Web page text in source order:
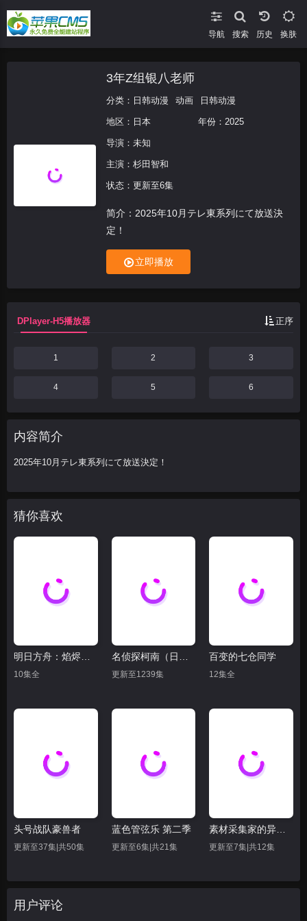
导航 搜索 换肤
3年Z组银八老师
分类： 日韩动漫 动画 日韩动漫
地区： 日本 年份： 2025
导演：未知
主演： 杉田智和
状态：更新至6集
简介：2025年10月テレ東系列にて放送決
定！
立即播放
DPlayer-H5播放器 正序
1 2 3
4 5 6
内容简介
2025年10月テレ東系列にて放送決定！
猜你喜欢
明日方舟：焰烬曙明
10集全
名侦探柯南（日语）
更新至1239集
百变的七仓同学
12集全
头号战队豪兽者
更新至37集|共50集
蓝色管弦乐 第二季
更新至6集|共21集 更新至7集|共12集
用户评论